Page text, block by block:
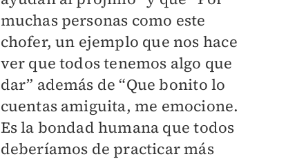
muchas personas como este
chofer, un ejemplo que nos hace
ver que todos tenemos algo que
dar” además de “Que bonito lo
cuentas amiguita, me emocione.
Es la bondad humana que todos
deberíamos de practicar más